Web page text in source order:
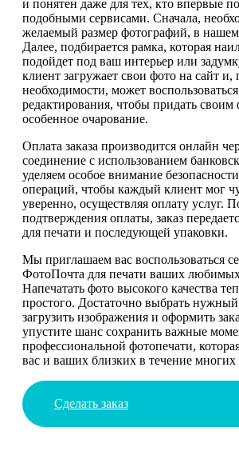
и понятен даже для тех, кто впервые
подобными сервисами. Сначала,
желаемый размер фотографий, в нашем
Далее, подбирается рамка, которая
подойдет под ваш интерьер или
клиент загружает свои фото на сайт и,
необходимости, может
редактирования, чтобы придать своим
особенное очарование.
Оплата заказа производится онлайн
соединение с использованием
уделяем особое внимание
операций, чтобы каждый клиент мог
уверенно, осуществляя оплату услуг.
подтверждения оплаты, заказ
для печати и последующей упаковки.
Мы приглашаем вас воспользоваться
ФотоПочта для печати ваших
Напечатать фото высокого качества
простого. Достаточно выбрать
загрузить изображения и оформить
упустите шанс сохранить важные
профессиональной фотопечати,
вас и ваших близких в течение многих
Сделать заказ